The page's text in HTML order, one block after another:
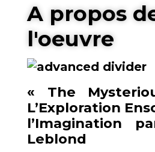
A propos
l'oeuvre
« The
L’Exploration
l’Imagination
Leblond